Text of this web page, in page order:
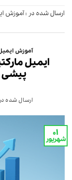
ارسال شده در :آموزش
آموزش
ایمیل
پیشی
ارسال شده
۰۱
شهریور